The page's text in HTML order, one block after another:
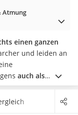
Atmung
einen ganzen
und leiden an
auch als
Komfort ist
sind